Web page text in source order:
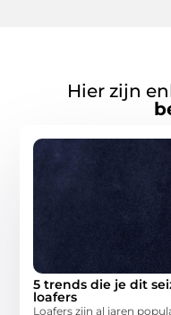
Hier zijn
5 trends die je dit
loafers
Loafers zijn al jaren